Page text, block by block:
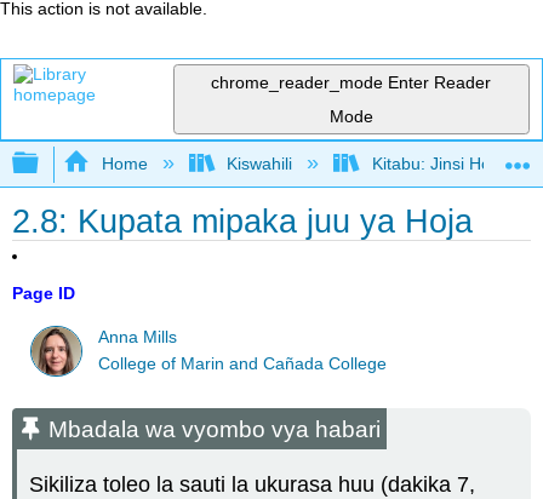
This action is not available.
chrome_reader_mode Enter Reader
Mode
Expand/collapse global hierarchy
Home Kiswahili Kitabu: Jinsi Hoja
2.8: Kupata mipaka juu ya Hoja
Page ID
Anna Mills
College of Marin and Cañada College
Mbadala wa vyombo vya habari
Sikiliza toleo la sauti la ukurasa huu (dakika 7,